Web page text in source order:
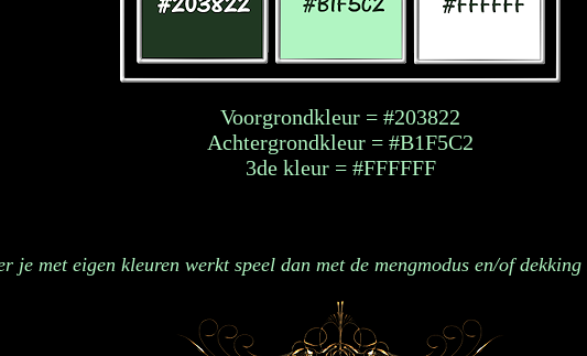
Voorgrondkleur = #203822
Achtergrondkleur = #B1F5C2
3de kleur = #FFFFFF
je met eigen kleuren werkt speel dan met de mengmodus en/of